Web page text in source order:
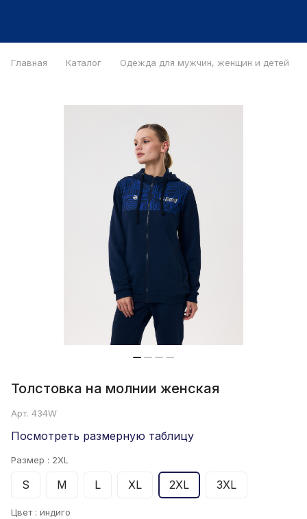
Главная Каталог Одежда для мужчин, женщин и детей
Толстовка на молнии женская
Арт. 434W
Посмотреть размерную таблицу
Размер : 2XL
S M L XL 2XL 3XL
Цвет : индиго